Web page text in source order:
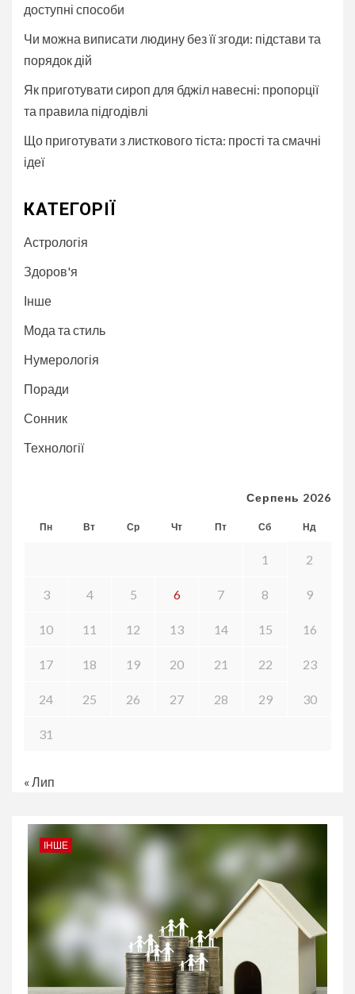
доступні способи
Чи можна виписати людину без її згоди: підстави та
порядок дій
Як приготувати сироп для бджіл навесні: пропорції
та правила підгодівлі
Що приготувати з листкового тіста: прості та смачні
ідеї
КАТЕГОРІЇ
Астрологія
Здоров'я
Інше
Мода та стиль
Нумерологія
Поради
Сонник
Технології
Серпень 2026
Пн Вт Ср Чт Пт Сб Нд
1 2
3 4 5 6 7 8 9
10 11 12 13 14 15 16
17 18 19 20 21 22 23
24 25 26 27 28 29 30
31
« Лип
ІНШЕ